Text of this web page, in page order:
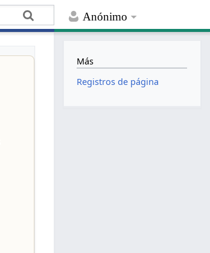
Anónimo
Más
Registros de página